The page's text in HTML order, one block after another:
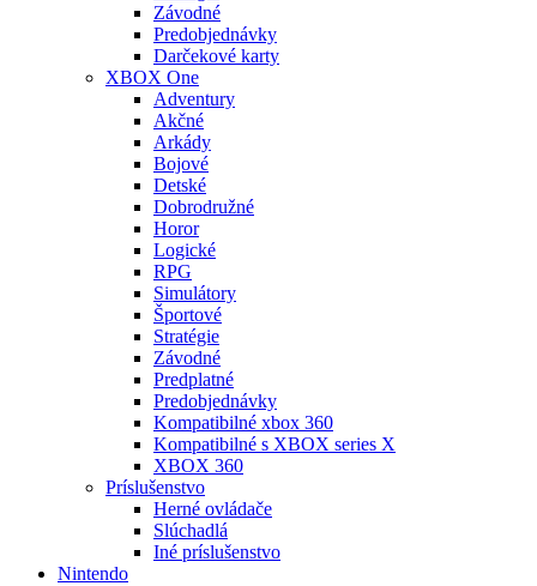
Závodné
Predobjednávky
Darčekové karty
XBOX One
Adventury
Akčné
Arkády
Bojové
Detské
Dobrodružné
Horor
Logické
RPG
Simulátory
Športové
Stratégie
Závodné
Predplatné
Predobjednávky
Kompatibilné xbox 360
Kompatibilné s XBOX series X
XBOX 360
Príslušenstvo
Herné ovládače
Slúchadlá
Iné príslušenstvo
Nintendo